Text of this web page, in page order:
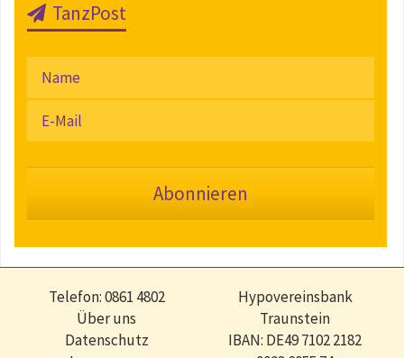
TanzPost
Telefon: 0861 4802
Über uns
Datenschutz
Hypovereinsbank
Traunstein
IBAN: DE49 7102 2182